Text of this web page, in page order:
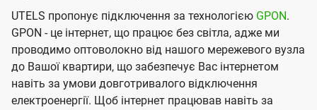
UTELS пропонує підключення за технологією GPON.
GPON - це інтернет, що працює без світла, адже ми
проводимо оптоволокно від нашого мережевого вузла
до Вашої квартири, що забезпечує Вас інтернетом
навіть за умови довготривалого відключення
електроенергії. Щоб інтернет працював навіть за